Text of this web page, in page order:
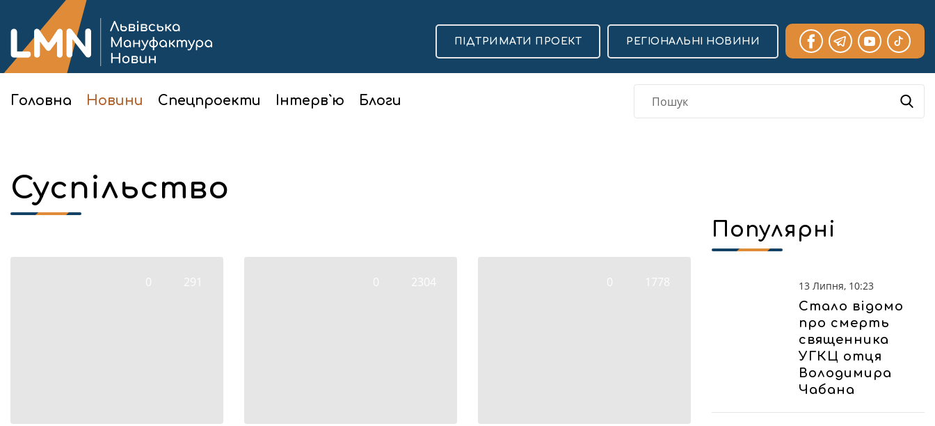
Головна Новини Спецпроекти Інтерв`ю Блоги
ПІДТРИМАТИ ПРОЕКТ РЕГІОНАЛЬНІ НОВИНИ
Суспільство
0 291 0 2304 0 1778
Популярні
13 Липня, 10:23
Стало відомо
про смерть
священника
УГКЦ отця
Володимира
Чабана